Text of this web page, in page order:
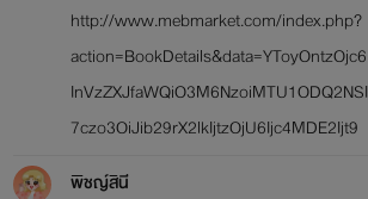
http://www.mebmarket.com/index.php?
action=BookDetails&data=YToyOntzOjc6
InVzZXJfaWQiO3M6NzoiMTU1ODQ2NSI
7czo3OiJib29rX2lkIjtzOjU6Ijc4MDE2Ijt9
พิชญ์สินี